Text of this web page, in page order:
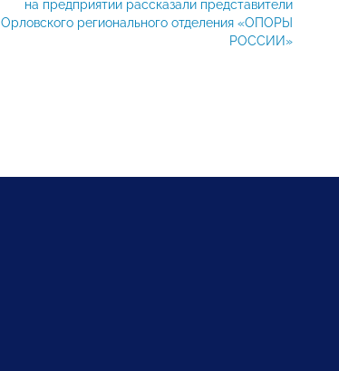
на предприятии рассказали представители
Орловского регионального отделения «ОПОРЫ
РОССИИ»